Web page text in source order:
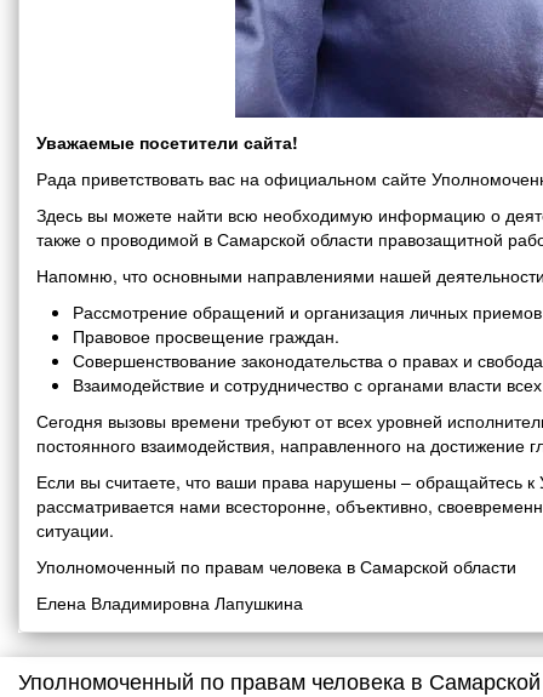
Уважаемые посетители сайта!
Рада приветствовать вас на официальном сайте
Здесь вы можете найти всю необходимую информацию о
также о проводимой в Самарской области правозащитной
Напомню, что основными направлениями нашей
Рассмотрение обращений и организация личных
Правовое просвещение граждан.
Совершенствование законодательства о правах и
Взаимодействие и сотрудничество с органами власти
Сегодня вызовы времени требуют от всех уровней
постоянного взаимодействия, направленного на
Если вы считаете, что ваши права нарушены – обращайтесь
рассматривается нами всесторонне, объективно,
ситуации.
Уполномоченный по правам человека в Самарской области
Елена Владимировна Лапушкина
Уполномоченный по правам человека в